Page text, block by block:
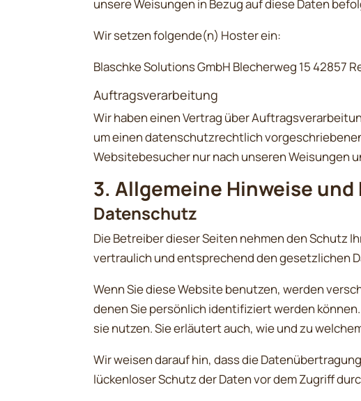
unsere Weisungen in Bezug auf diese Daten
Wir setzen folgende(n) Hoster ein:
Blaschke Solutions GmbH Blecherweg 15 42857
Auftragsverarbeitung
Wir haben einen Vertrag über
um einen datenschutzrechtlich
Websitebesucher nur nach unseren Weisungen
3. Allgemeine Hinweise
Datenschutz
Die Betreiber dieser Seiten nehmen den Schutz
vertraulich und entsprechend den gesetzlichen
Wenn Sie diese Website benutzen, werden
denen Sie persönlich identifiziert werden
sie nutzen. Sie erläutert auch, wie und zu
Wir weisen darauf hin, dass die
lückenloser Schutz der Daten vor dem Zugriff